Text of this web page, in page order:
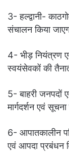
3- हल्द्वानी-
संचालन किया
4- भीड़ नियंत्रण
स्वयंसेवकों की
5- बाहरी जनपदों
मार्गदर्शन एवं
6- आपातकालीन
एवं आपदा प्रबंधन